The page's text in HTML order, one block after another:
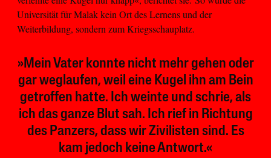
Universität für Malak kein Ort des Lernens und der
Weiterbildung, sondern zum Kriegsschauplatz.
»Mein Vater konnte nicht mehr gehen oder
gar weglaufen, weil eine Kugel ihn am Bein
getroffen hatte. Ich weinte und schrie, als
ich das ganze Blut sah. Ich rief in Richtung
des Panzers, dass wir Zivilisten sind. Es
kam jedoch keine Antwort.«